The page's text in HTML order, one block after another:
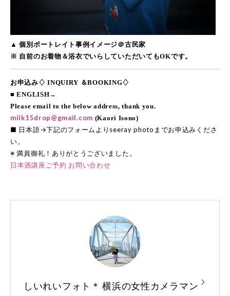
▲ 個別ポートレイト事例イメージ＠古民家
※ 自前のお着物＆浴衣でいらしていただいてもOKです。
お申込み♢ INQUIRY ＆BOOKING♢
■ ENGLISH→
Please email to the below address, thank you.
milk15drop@gmail.com (Kaori Isono)
■ 日本語→下記のフォームよりseeray photoまでお申込みくださ
い。
※ 満員御礼！ありがとうございました。
日本酒講座ご予約 お問い合わせ
しいれいフォト＊ 横浜の女性カメラマン